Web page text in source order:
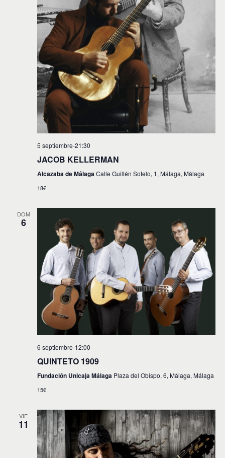
5 septiembre-21:30
JACOB KELLERMAN
Alcazaba de MálagaCalle Guillén Sotelo, 1, Málaga, Málaga
18€
DOM
6
6 septiembre-12:00
QUINTETO 1909
Fundación Unicaja Málaga Plaza del Obispo, 6, Málaga, Málaga
15€
VIE
11